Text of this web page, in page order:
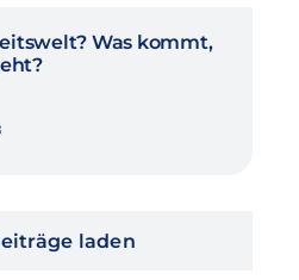
Was kommt,
laden